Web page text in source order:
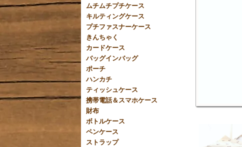
ムチムチプチケース
キルティングケース
プチファスナーケース
きんちゃく
カードケース
バッグインバッグ
ポーチ
ハンカチ
ティッシュケース
携帯電話＆スマホケース
財布
ボトルケース
ペンケース
ストラップ